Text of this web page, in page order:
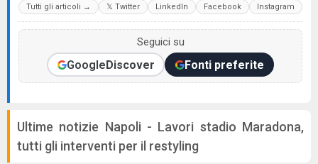
Tutti gli articoli → 𝕏 Twitter LinkedIn Facebook Instagram
Seguici su
GoogleDiscover Fonti preferite
Ultime notizie Napoli - Lavori stadio Maradona,
tutti gli interventi per il restyling